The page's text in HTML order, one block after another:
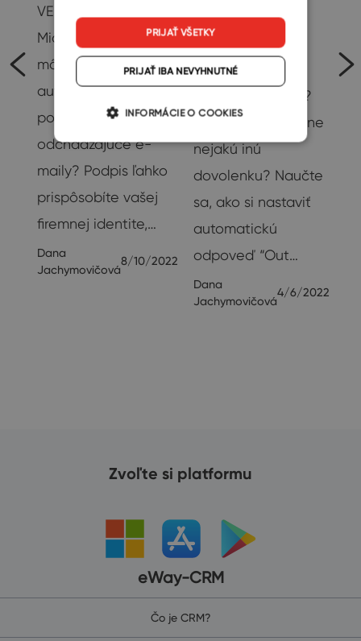
VEDELI STE,... že si v
Microsoft Outlooku
môžete nastaviť
automatický
podpis pre
odchádzajúce e-
maily? Podpis ľahko
prispôsobíte vašej
firemnej identite,…
Dana
Jachymovičová
8/10/2022
Tipy
Chystáte sa na
predĺžený víkend?
Alebo máte v pláne
nejakú inú
dovolenku? Naučte
sa, ako si nastaviť
automatickú
odpoveď “Out…
Dana
Jachymovičová
4/6/2022
Zvoľte si platformu
eWay-CRM
Čo je CRM?
PRIJAŤ VŠETKY
PRIJAŤ IBA NEVYHNUTNÉ
INFORMÁCIE O COOKIES